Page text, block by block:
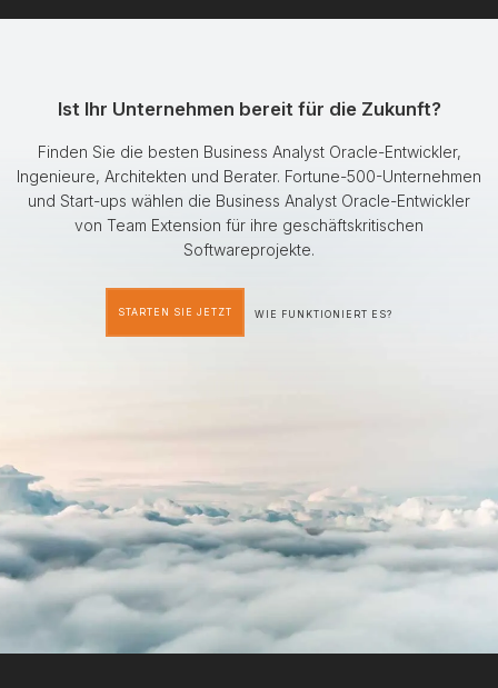
Ist Ihr Unternehmen bereit für die Zukunft?
Finden Sie die besten Business Analyst Oracle-Entwickler,
Ingenieure, Architekten und Berater. Fortune-500-Unternehmen
und Start-ups wählen die Business Analyst Oracle-Entwickler
von Team Extension für ihre geschäftskritischen
Softwareprojekte.
STARTEN SIE JETZT WIE FUNKTIONIERT ES?